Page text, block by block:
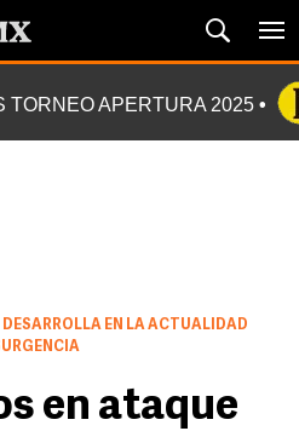
TORNEO APERTURA 2025
DESARROLLA EN LA ACTUALIDAD
en ataque